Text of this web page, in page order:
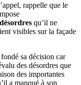
rappelle que le
qu’il ne
visibles sur la façade
sa décision car
des désordres que
des importantes
a manqué à son